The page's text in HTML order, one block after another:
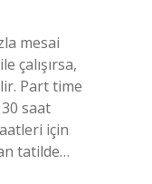
mesai
çalışırsa,
Part time
saat
için
tatilde…